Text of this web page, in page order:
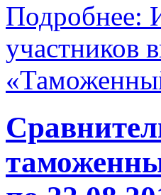
Подробнее:
участников